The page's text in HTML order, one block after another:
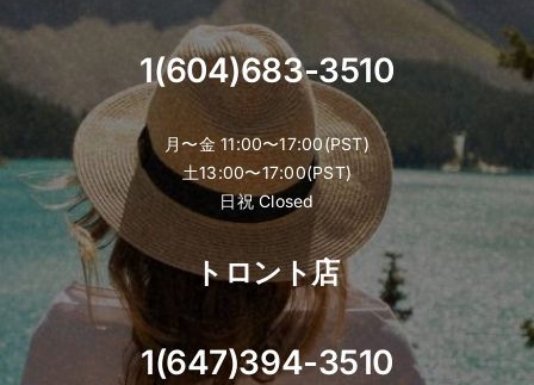
page
1(604)683-3510
月〜金 11:00〜17:00(PST)
土13:00〜17:00(PST)
日祝 Closed
トロント店
1(647)394-3510